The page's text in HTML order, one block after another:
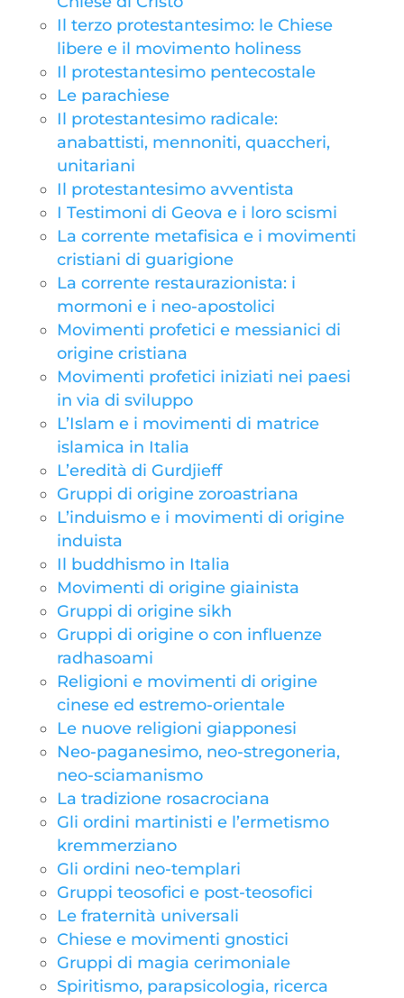
Il terzo protestantesimo: le Chiese
libere e il movimento holiness
Il protestantesimo pentecostale
Le parachiese
Il protestantesimo radicale:
anabattisti, mennoniti, quaccheri,
unitariani
Il protestantesimo avventista
I Testimoni di Geova e i loro scismi
La corrente metafisica e i movimenti
cristiani di guarigione
La corrente restaurazionista: i
mormoni e i neo-apostolici
Movimenti profetici e messianici di
origine cristiana
Movimenti profetici iniziati nei paesi
in via di sviluppo
L’Islam e i movimenti di matrice
islamica in Italia
L’eredità di Gurdjieff
Gruppi di origine zoroastriana
L’induismo e i movimenti di origine
induista
Il buddhismo in Italia
Movimenti di origine giainista
Gruppi di origine sikh
Gruppi di origine o con influenze
radhasoami
Religioni e movimenti di origine
cinese ed estremo-orientale
Le nuove religioni giapponesi
Neo-paganesimo, neo-stregoneria,
neo-sciamanismo
La tradizione rosacrociana
Gli ordini martinisti e l’ermetismo
kremmerziano
Gli ordini neo-templari
Gruppi teosofici e post-teosofici
Le fraternità universali
Chiese e movimenti gnostici
Gruppi di magia cerimoniale
Spiritismo, parapsicologia, ricerca